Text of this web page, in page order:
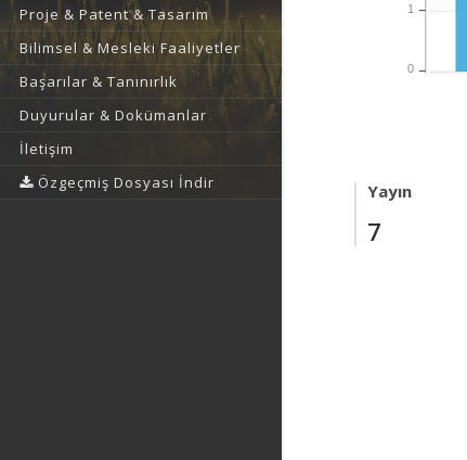
Proje & Patent & Tasarım
Bilimsel & Mesleki Faaliyetler
Başarılar & Tanınırlık
Duyurular & Dokümanlar
İletişim
Özgeçmiş Dosyası İndir
1
0
Yayın
7